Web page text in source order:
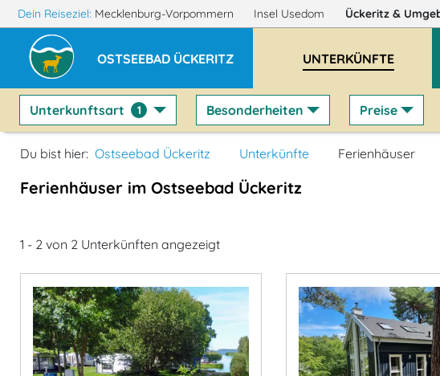
Dein Reiseziel: Mecklenburg-Vorpommern Insel Usedom Ückeritz &
OSTSEEBAD ÜCKERITZ UNTERKÜNFTE
Unterkunftsart 1 Besonderheiten Preise
Du bist hier: Ostseebad Ückeritz Unterkünfte Ferienhäuser
Ferienhäuser im Ostseebad Ückeritz
1 - 2 von 2 Unterkünften angezeigt